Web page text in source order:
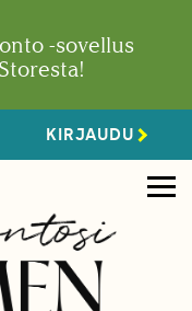
-sovellus
KIRJAUDU